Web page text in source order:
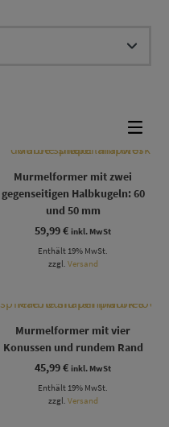
Murmelformer mit zwei
gegenseitigen Halbkugeln: 60
und 50 mm
59,99€ inkl. MwSt
Enthält 19% MwSt.
zzgl. Versand
Murmelformer mit vier
Konussen und rundem Rand
45,99€ inkl. MwSt
Enthält 19% MwSt.
zzgl. Versand